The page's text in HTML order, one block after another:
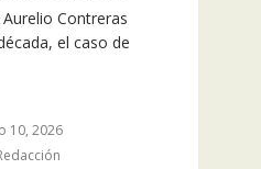
Contreras
el caso de
10, 2026